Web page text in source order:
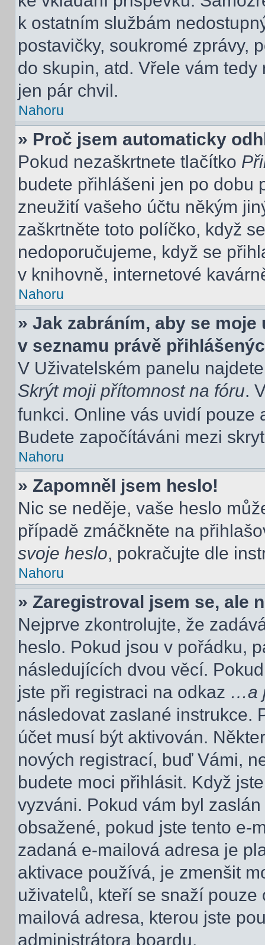
k ostatním službám
postavičky, soukromé zprávy,
do skupin, atd. Vřele vám
jen pár chvil.
Nahoru
» Proč jsem automaticky
Pokud nezaškrtnete tlačítko
budete přihlášeni jen po dobu
zneužití vašeho účtu někým
zaškrtněte toto políčko, když
nedoporučujeme, když se
v knihovně, internetové
Nahoru
» Jak zabráním, aby se
v seznamu právě
V Uživatelském panelu
Skrýt moji přítomnost na fóru.
funkci. Online vás uvidí pouze
Budete započítáváni mezi
Nahoru
» Zapomněl jsem heslo!
Nic se neděje, vaše heslo
případě zmáčkněte na
svoje heslo, pokračujte dle
Nahoru
» Zaregistroval jsem se, ale
Nejprve zkontrolujte, že
heslo. Pokud jsou v pořádku,
následujících dvou věcí.
jste při registraci na odkaz …a
následovat zaslané instrukce.
účet musí být aktivován.
nových registrací, buď Vámi,
budete moci přihlásit. Když
vyzváni. Pokud vám byl
obsažené, pokud jste tento e-
zadaná e-mailová adresa je
aktivace používá, je zmenšit
uživatelů, kteří se snaží
mailová adresa, kterou jste
administrátora boardu.